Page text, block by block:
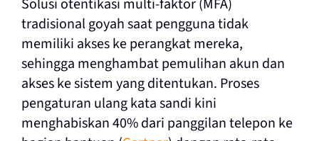
Solusi otentikasi multi-faktor (MFA)
tradisional goyah saat pengguna tidak
memiliki akses ke perangkat mereka,
sehingga menghambat pemulihan akun dan
akses ke sistem yang ditentukan. Proses
pengaturan ulang kata sandi kini
menghabiskan 40% dari panggilan telepon ke